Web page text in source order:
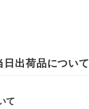
日出荷品について
て